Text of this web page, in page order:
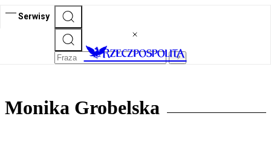
Serwisy
Monika Grobelska